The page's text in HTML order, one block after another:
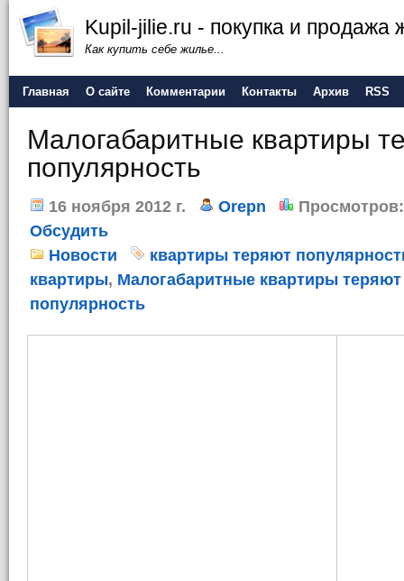
Kupil-jilie.ru - покупка и продажа
Как купить себе жилье...
Главная О сайте Комментарии Контакты Архив RSS
Малогабаритные квартиры
популярность
16 ноября 2012 г. Orepn
Просмотров:
Обсудить
Новости
квартиры теряют
квартиры, Малогабаритные квартиры
популярность